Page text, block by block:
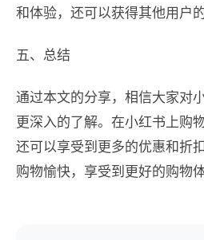
和体验，还可以获得其他用户
五、总结
通过本文的分享，相信大家对
更深入的了解。在小红书上购
还可以享受到更多的优惠和折
购物愉快，享受到更好的购物体